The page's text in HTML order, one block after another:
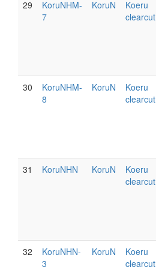
29
KoruNHM-
7
KoruN
Koeru
clearcut
30
KoruNHM-
8
KoruN
Koeru
clearcut
31 KoruNHN KoruN
Koeru
clearcut
32
KoruNHN-
3
KoruN
Koeru
clearcut